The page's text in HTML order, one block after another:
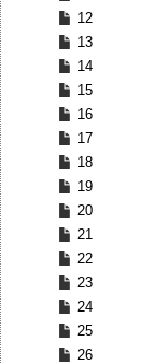
12
13
14
15
16
17
18
19
20
21
22
23
24
25
26